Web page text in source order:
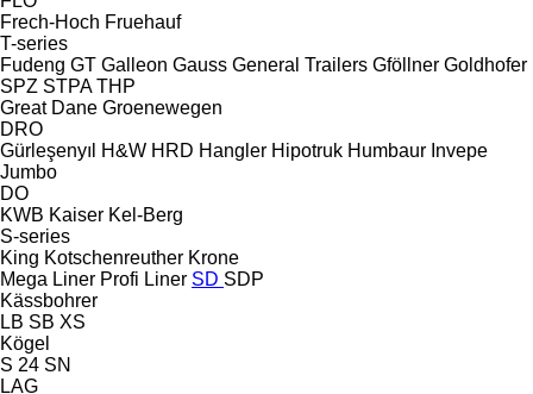
Frech-Hoch Fruehauf
T-series
Fudeng GT Galleon Gauss General Trailers Gföllner Goldhofer
SPZ STPA THP
Great Dane Groenewegen
DRO
Gürleşenyıl
H&W HRD Hangler Hipotruk Humbaur Invepe
Jumbo
DO
KWB Kaiser Kel-Berg
S-series
King Kotschenreuther Krone
Mega Liner Profi Liner SD SDP
Kässbohrer
LB SB XS
Kögel
S 24 SN
LAG